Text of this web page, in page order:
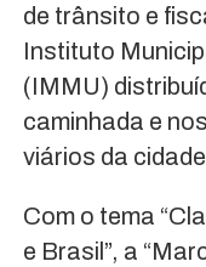
de trânsito e
Instituto
(IMMU)
caminhada e
viários da
Com o tema
e Brasil”, a